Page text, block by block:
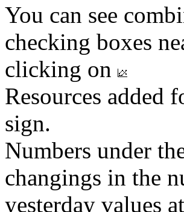
You can see
checking boxes
clicking on
Resources added
sign.
Numbers under
changings in the
yesterday values